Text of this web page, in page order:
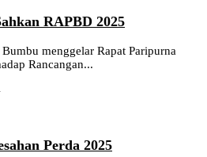
RAPBD 2025
menggelar Rapat Paripurna
Rancangan...
Perda 2025